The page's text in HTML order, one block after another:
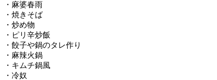
・麻婆春雨
・焼きそば
・炒め物
・ピリ辛炒飯
・餃子や鍋のタレ作り
・麻辣火鍋
・キムチ鍋風
・冷奴